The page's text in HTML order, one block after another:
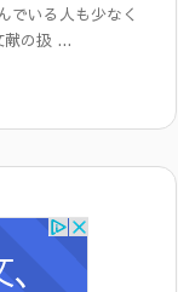
でいる人も少なく
献の扱 ...